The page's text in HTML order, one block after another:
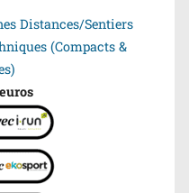
Distances/Sentiers
(Compacts &